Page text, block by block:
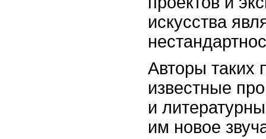
искусства
Авторы таких
известные
и
им новое